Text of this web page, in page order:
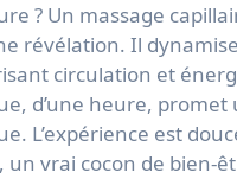
? Un massage
révélation. Il
circulation et
d’une heure, promet
L’expérience est
un vrai cocon de bien-